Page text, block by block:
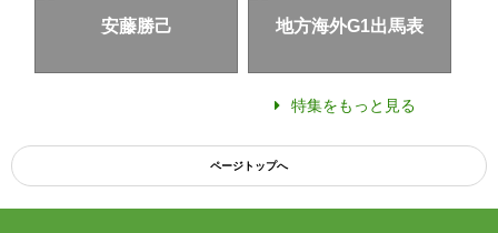
安藤勝己 地方海外G1出馬表
特集をもっと見る
ページトップへ